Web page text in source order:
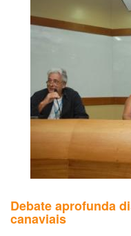
Debate aprofunda
canaviais